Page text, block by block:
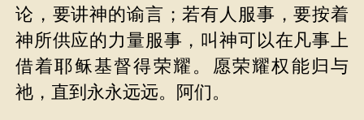
论，要讲神的谕言；若有人服事，要按着
神所供应的力量服事，叫神可以在凡事上
借着耶稣基督得荣耀。愿荣耀权能归与
祂，直到永永远远。阿们。